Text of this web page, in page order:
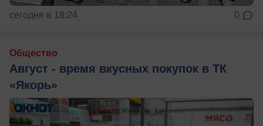
сегодня в 18:24 0
Общество
Август - время вкусных покупок в ТК
«Якорь»